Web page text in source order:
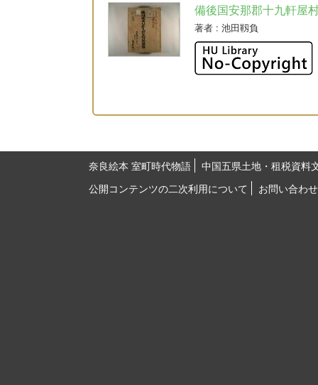
備後国安那郡十九軒屋
著者 : 池田靱負
奈良絵本 室町時代物語
中国五県土地・租税資料
公開コンテンツの二次利用について
お問い合わせ